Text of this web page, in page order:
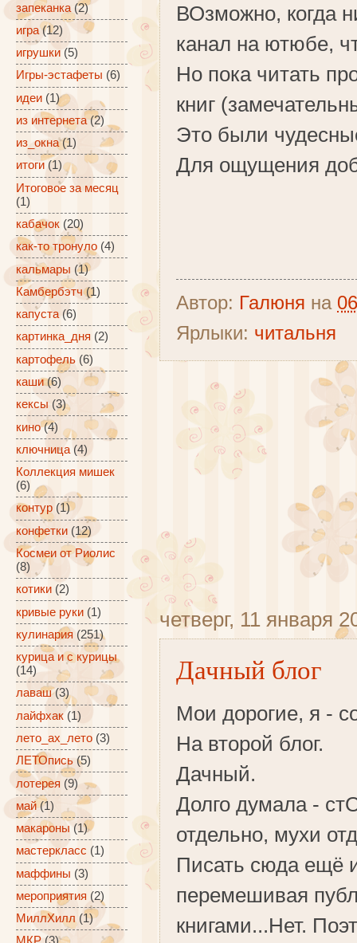
ВОзможно, когда
канал на ютюбе,
Но пока читать
книг
Это были
Для ощущения
Автор: Галюня на
Ярлыки: читальня
четверг, 11 января
Дачный блог
Мои дорогие, я -
На второй блог.
Дачный.
Долго думала -
отдельно, мухи
Писать сюда ещё
перемешивая
книгами...Нет.
запеканка (2)
игра (12)
игрушки (5)
Игры-эстафеты (6)
идеи (1)
из интернета (2)
из_окна (1)
итоги (1)
Итоговое за месяц
(1)
кабачок (20)
как-то тронуло (4)
кальмары (1)
Камбербэтч (1)
капуста (6)
картинка_дня (2)
картофель (6)
каши (6)
кексы (3)
кино (4)
ключница (4)
Коллекция мишек
(6)
контур (1)
конфетки (12)
Космеи от Риолис
(8)
котики (2)
кривые руки (1)
кулинария (251)
курица и с курицы
(14)
лаваш (3)
лайфхак (1)
лето_ах_лето (3)
ЛЕТОпись (5)
лотерея (9)
май (1)
макароны (1)
мастеркласс (1)
маффины (3)
мероприятия (2)
МиллХилл (1)